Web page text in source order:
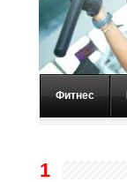
Фитнес
1